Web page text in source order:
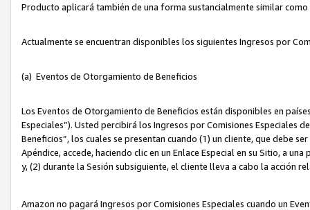
Producto aplicará también de una forma sustancialmente similar
Actualmente se encuentran disponibles los siguientes Ingresos por
(a) Eventos de Otorgamiento de Beneficios
Los Eventos de Otorgamiento de Beneficios están disponibles en
Especiales”). Usted percibirá los Ingresos por Comisiones Especiales
Beneficios”, los cuales se presentan cuando (1) un cliente, que debe
Apéndice, accede, haciendo clic en un Enlace Especial en su Sitio, a
y, (2) durante la Sesión subsiguiente, el cliente lleva a cabo la acción
Amazon no pagará Ingresos por Comisiones Especiales cuando un